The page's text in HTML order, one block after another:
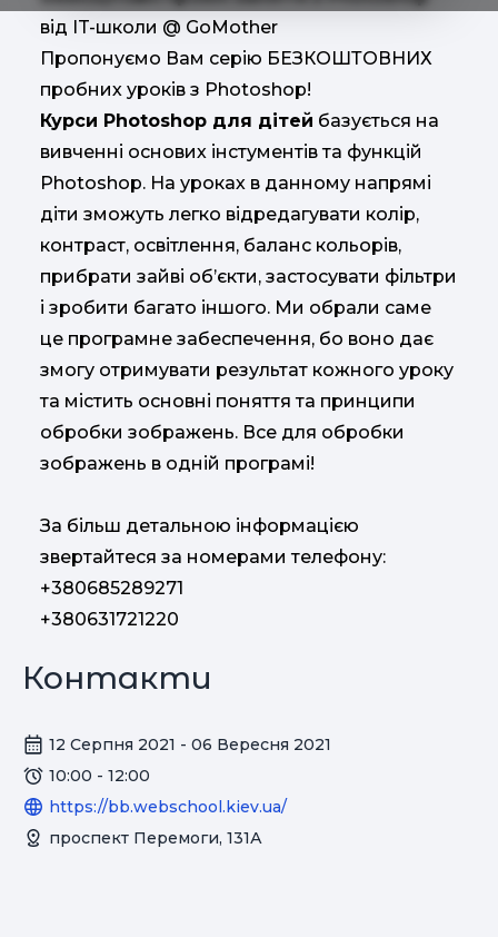
від IT-школи @ GoMother
Пропонуємо Вам серію БЕЗКОШТОВНИХ
пробних уроків з Photoshop!
Курси Photoshop для дітей базується на
вивченні основих інстументів та функцій
Photoshop. На уроках в данному напрямі
діти зможуть легко відредагувати колір,
контраст, освітлення, баланс кольорів,
прибрати зайві об’єкти, застосувати фільтри
і зробити багато іншого. Ми обрали саме
це програмне забеспечення, бо воно дає
змогу отримувати результат кожного уроку
та містить основні поняття та принципи
обробки зображень. Все для обробки
зображень в одній програмі!
За більш детальною інформацією
звертайтеся за номерами телефону:
+380685289271
+380631721220
Контакти
12 Серпня 2021 - 06 Вересня 2021
10:00 - 12:00
https://bb.webschool.kiev.ua/
проспект Перемоги, 131А